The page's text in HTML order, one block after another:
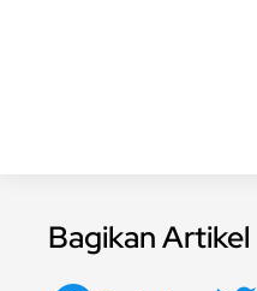
Bagikan Artikel